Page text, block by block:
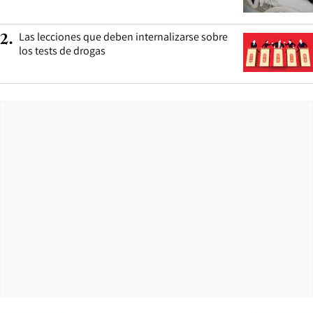
2. Las lecciones que deben internalizarse sobre
los tests de drogas